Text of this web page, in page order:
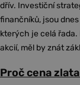
dřív. Investiční
finančníků, jsou
kterých je celá
akcií, měl by znát
Proč cena